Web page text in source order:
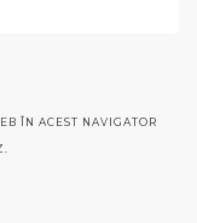
ÎN ACEST NAVIGATOR